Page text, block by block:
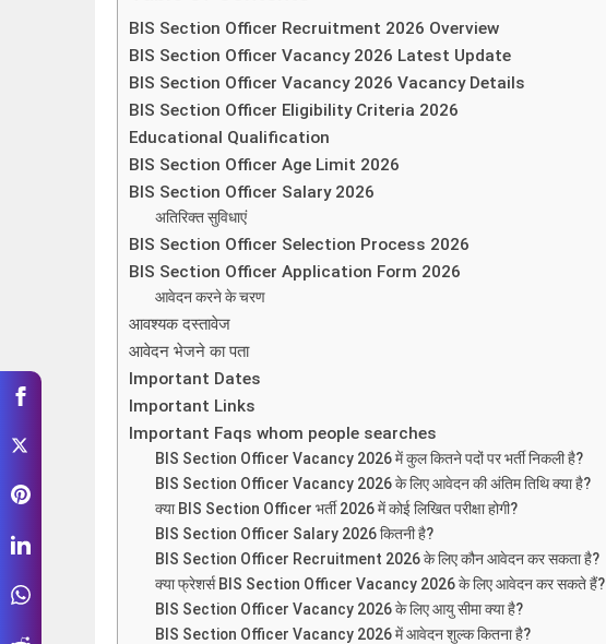
BIS Section Officer Recruitment 2026 Overview
BIS Section Officer Vacancy 2026 Latest Update
BIS Section Officer Vacancy 2026 Vacancy Details
BIS Section Officer Eligibility Criteria 2026
Educational Qualification
BIS Section Officer Age Limit 2026
BIS Section Officer Salary 2026
अतिरिक्त सुविधाएं
BIS Section Officer Selection Process 2026
BIS Section Officer Application Form 2026
आवेदन करने के चरण
आवश्यक दस्तावेज
आवेदन भेजने का पता
Important Dates
Important Links
Important Faqs whom people searches
BIS Section Officer Vacancy 2026 में कुल कितने पदों पर भर्ती निकली है?
BIS Section Officer Vacancy 2026 के लिए आवेदन की अंतिम तिथि क्या है?
क्या BIS Section Officer भर्ती 2026 में कोई लिखित परीक्षा होगी?
BIS Section Officer Salary 2026 कितनी है?
BIS Section Officer Recruitment 2026 के लिए कौन आवेदन कर सकता है?
क्या फ्रेशर्स BIS Section Officer Vacancy 2026 के लिए आवेदन कर सकते हैं?
BIS Section Officer Vacancy 2026 के लिए आयु सीमा क्या है?
BIS Section Officer Vacancy 2026 में आवेदन शुल्क कितना है?